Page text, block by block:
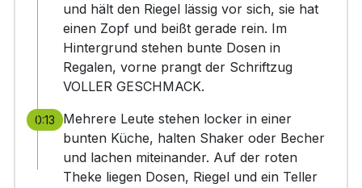
und hält den Riegel lässig vor sich, sie hat
einen Zopf und beißt gerade rein. Im
Hintergrund stehen bunte Dosen in
Regalen, vorne prangt der Schriftzug
VOLLER GESCHMACK.
0:13
Mehrere Leute stehen locker in einer
bunten Küche, halten Shaker oder Becher
und lachen miteinander. Auf der roten
Theke liegen Dosen, Riegel und ein Teller